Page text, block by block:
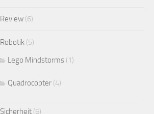
Review (6)
Robotik (5)
Lego Mindstorms (1)
Quadrocopter (4)
Sicherheit (6)